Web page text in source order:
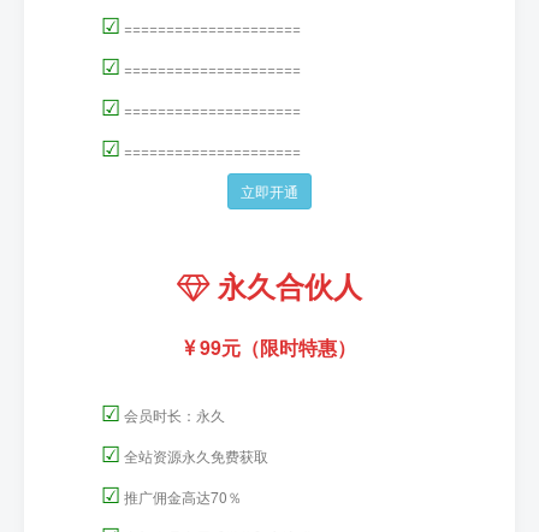
☑ =====================
☑ =====================
☑ =====================
☑ =====================
立即开通
永久合伙人
99元（限时特惠）
☑ 会员时长：永久
☑ 全站资源永久免费获取
☑ 推广佣金高达70％